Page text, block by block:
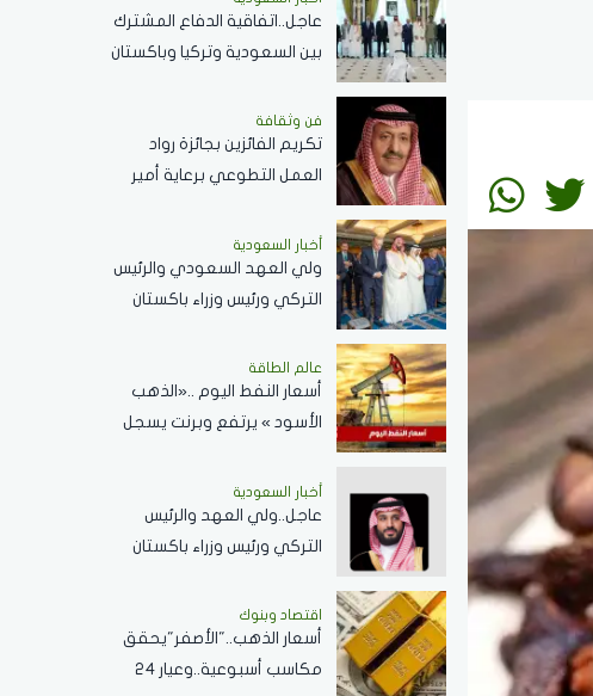
لحماية أمنها وسيادتها
عاجل..اتفاقية الدفاع المشترك
بين السعودية وتركيا وباكستان
الاستقرار بالمنطقة
فن وثقافة
تكريم الفائزين بجائزة رواد
العمل التطوعي برعاية أمير
أخبار السعودية
ولي العهد السعودي والرئيس
التركي ورئيس وزراء باكستان
الحرام .. صور
عالم الطاقة
أسعار النفط اليوم ..«الذهب
الأسود » يرتفع وبرنت يسجل
أخبار السعودية
عاجل..ولي العهد والرئيس
التركي ورئيس وزراء باكستان
المشترك
اقتصاد وبنوك
أسعار الذهب.."الأصفر"يحقق
مكاسب أسبوعية..وعيار 24